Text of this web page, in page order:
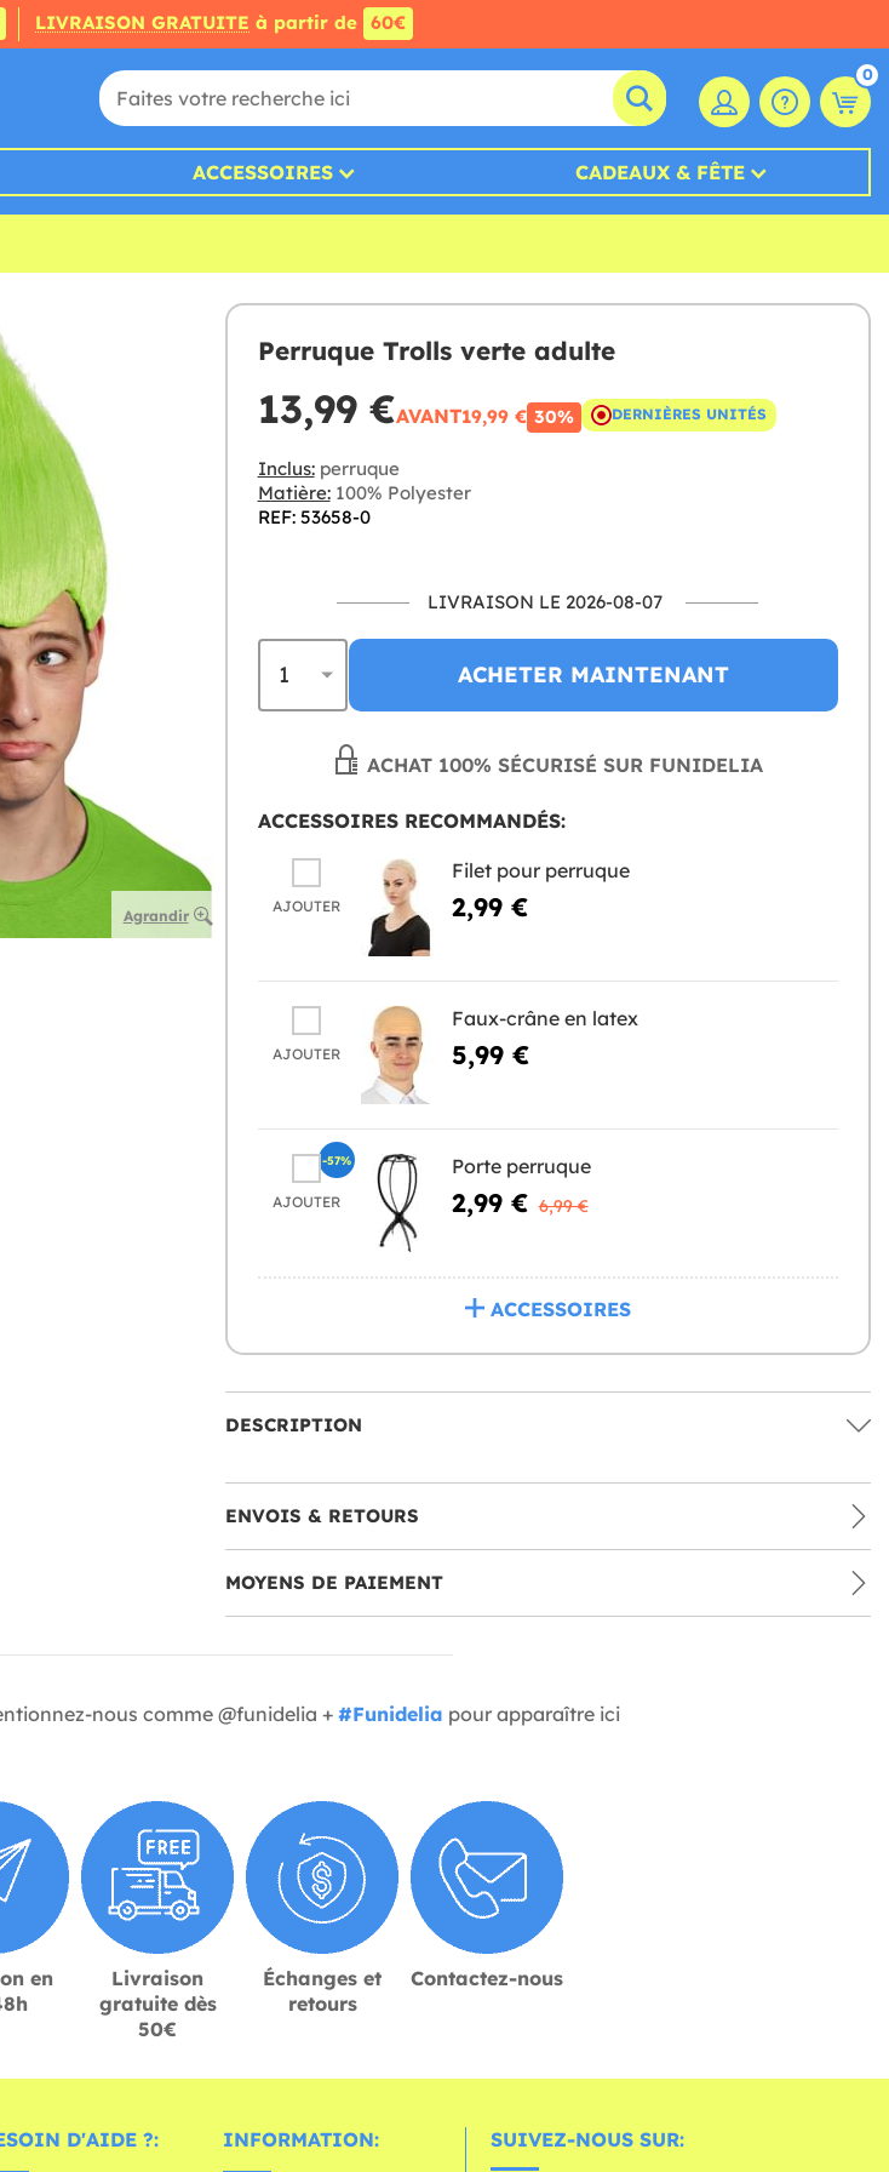
LIVRAISON GRATUITE à partir de 60€
0
ACCESSOIRES CADEAUX & FÊTE
Agrandir
Perruque Trolls verte adulte
13,99 €AVANT19,99 € 30% DERNIÈRES UNITÉS
Inclus:perruque
Matière:100% Polyester
REF: 53658-0
LIVRAISON LE 2026-08-07
ACHETER MAINTENANT
ACHAT 100% SÉCURISÉ SUR FUNIDELIA
ACCESSOIRES RECOMMANDÉS:
AJOUTER
Filet pour perruque
2,99 €
AJOUTER
Faux-crâne en latex
5,99 €
AJOUTER
Porte perruque
2,99 € 6,99 €
-57%
ACCESSOIRES
DESCRIPTION
ENVOIS & RETOURS
MOYENS DE PAIEMENT
nous comme @funidelia + #Funidelia pour apparaître ici
en
Livraison
gratuite dès
50€
Échanges et
retours
Contactez-nous
D'AIDE ?: INFORMATION: SUIVEZ-NOUS SUR: